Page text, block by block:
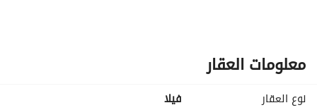
معلومات العقار
نوع العقار
فیلا